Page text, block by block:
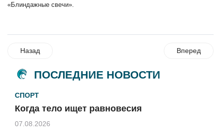
«Блиндажные свечи».
Назад Вперед
ПОСЛЕДНИЕ НОВОСТИ
СПОРТ
Когда тело ищет равновесия
07.08.2026